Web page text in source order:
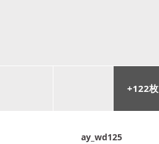
+122枚
ay_wd125